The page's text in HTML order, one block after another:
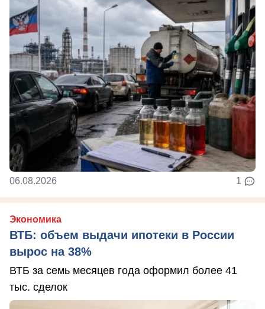
06.08.2026 1
Экономика
ВТБ: объем выдачи ипотеки в России
вырос на 38%
ВТБ за семь месяцев года оформил более 41
тыс. сделок